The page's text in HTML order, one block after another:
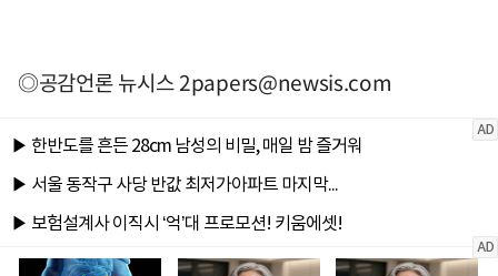
◎공감언론 뉴시스2papers@newsis.com